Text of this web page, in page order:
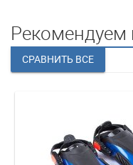
Рекомендуем